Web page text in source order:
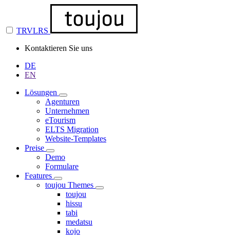
TRVLRS
Kontaktieren Sie uns
DE
EN
Lösungen
Agenturen
Unternehmen
eTourism
ELTS Migration
Website-Templates
Preise
Demo
Formulare
Features
toujou Themes
toujou
hissu
tabi
medatsu
kojo